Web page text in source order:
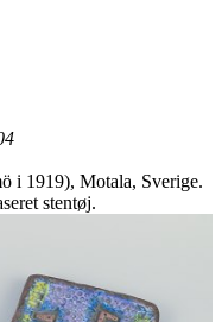
i 1919), Motala, Sverige.
stentøj.